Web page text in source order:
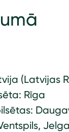
(Latvijas
Rīga